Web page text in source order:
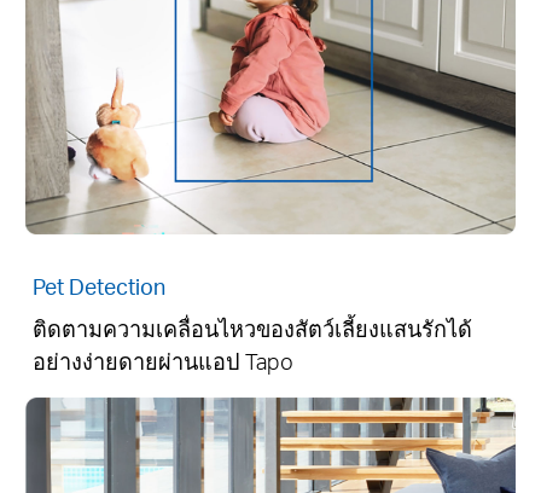
Pet Detection
ติดตามความเคลื่อนไหวของสัตว์เลี้ยงแสนรักได้
อย่างง่ายดายผ่านแอป Tapo